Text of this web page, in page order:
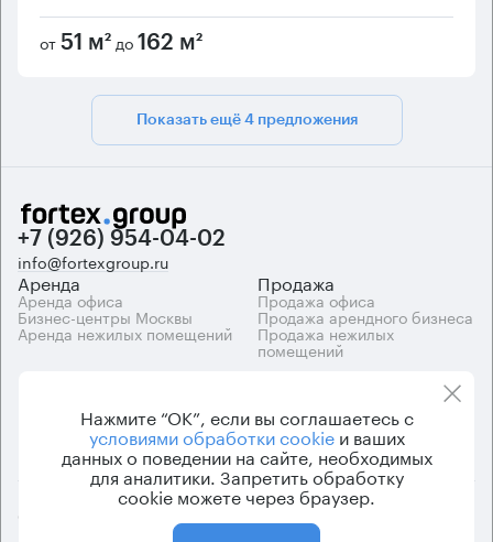
от 51 м² до 162 м²
Показать ещё 4 предложения
+7 (926) 954-04-02
info@fortexgroup.ru
Аренда
Аренда офиса
Бизнес-центры Москвы
Аренда нежилых помещений
Продажа
Продажа офиса
Продажа арендного бизнеса
Продажа нежилых
помещений
Каталог бизнес-центров О компании
Вакансии
Контакты
© 2026 Fortex.Group. ООО «АРЕНДА ОФИСА», ОГРН 1177746948686,
Нажмите “ОК”, если вы соглашаетесь с
условиями обработки cookieи ваших
данных о поведении на сайте, необходимых
для аналитики. Запретить обработку
cookie можете через браузер.